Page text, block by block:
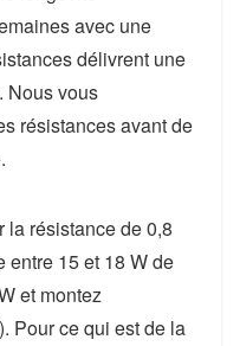
avec une
délivrent une
Nous vous
résistances avant de
la résistance de0,8
entre 15 et 18 W de
et montez
Pour ce qui est de la